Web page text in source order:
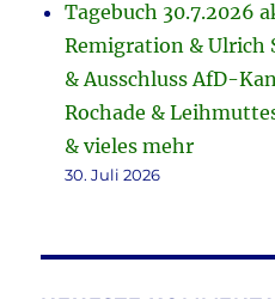
Tagebuch 30.7.2026
Remigration & Ulrich
& Ausschluss AfD-
Rochade &
& vieles mehr
30. Juli 2026